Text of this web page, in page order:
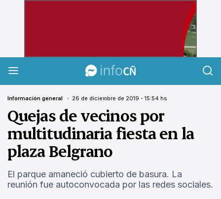
Información general 26 de diciembre de 2019 - 15:54 hs
Quejas de vecinos por
multitudinaria fiesta en la
plaza Belgrano
El parque amaneció cubierto de basura. La
reunión fue autoconvocada por las redes sociales.